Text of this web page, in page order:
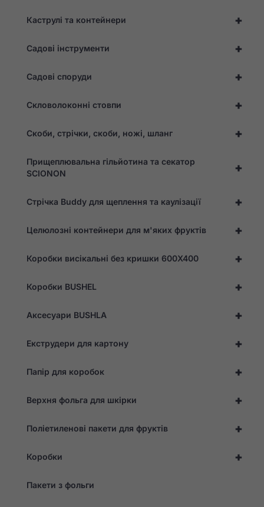
+
Каструлі та контейнери
+
Садові інструменти
+
Садові споруди
+
Скловолоконні стовпи
+
Скоби, стрічки, скоби, ножі, шланг
+
Прищеплювальна гільйотина та секатор
SCIONON
+
Стрічка Buddy для щеплення та каулізації
+
Целюлозні контейнери для м'яких фруктів
+
Коробки висікальні без кришки 600X400
+
Коробки BUSHEL
+
Аксесуари BUSHLA
+
Екструдери для картону
+
Папір для коробок
+
Верхня фольга для шкірки
+
Поліетиленові пакети для фруктів
+
Коробки
Пакети з фольги
час відвідування
побачити